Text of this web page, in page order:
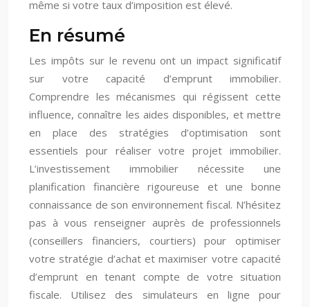
même si votre taux d’imposition est élevé.
En résumé
Les impôts sur le revenu ont un impact significatif
sur votre capacité d’emprunt immobilier.
Comprendre les mécanismes qui régissent cette
influence, connaître les aides disponibles, et mettre
en place des stratégies d’optimisation sont
essentiels pour réaliser votre projet immobilier.
L’investissement immobilier nécessite une
planification financière rigoureuse et une bonne
connaissance de son environnement fiscal. N’hésitez
pas à vous renseigner auprès de professionnels
(conseillers financiers, courtiers) pour optimiser
votre stratégie d’achat et maximiser votre capacité
d’emprunt en tenant compte de votre situation
fiscale. Utilisez des simulateurs en ligne pour